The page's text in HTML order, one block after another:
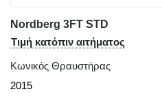
Nordberg 3FT STD
Τιμή κατόπιν αιτήματος
Κωνικός Θραυστήρας
2015